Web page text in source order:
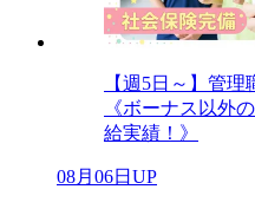
【週5日～】管理
《ボーナス以外
給実績！》
08月06日UP